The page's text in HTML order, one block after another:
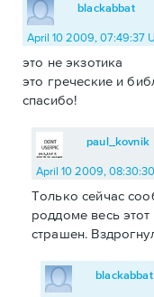
blackabbat
April 10 2009, 07:49:37
это не экзотика
это греческие и
спасибо!
paul_kovnik
April 10 2009,
Только сейчас
роддоме весь
страшен.
blackabbat